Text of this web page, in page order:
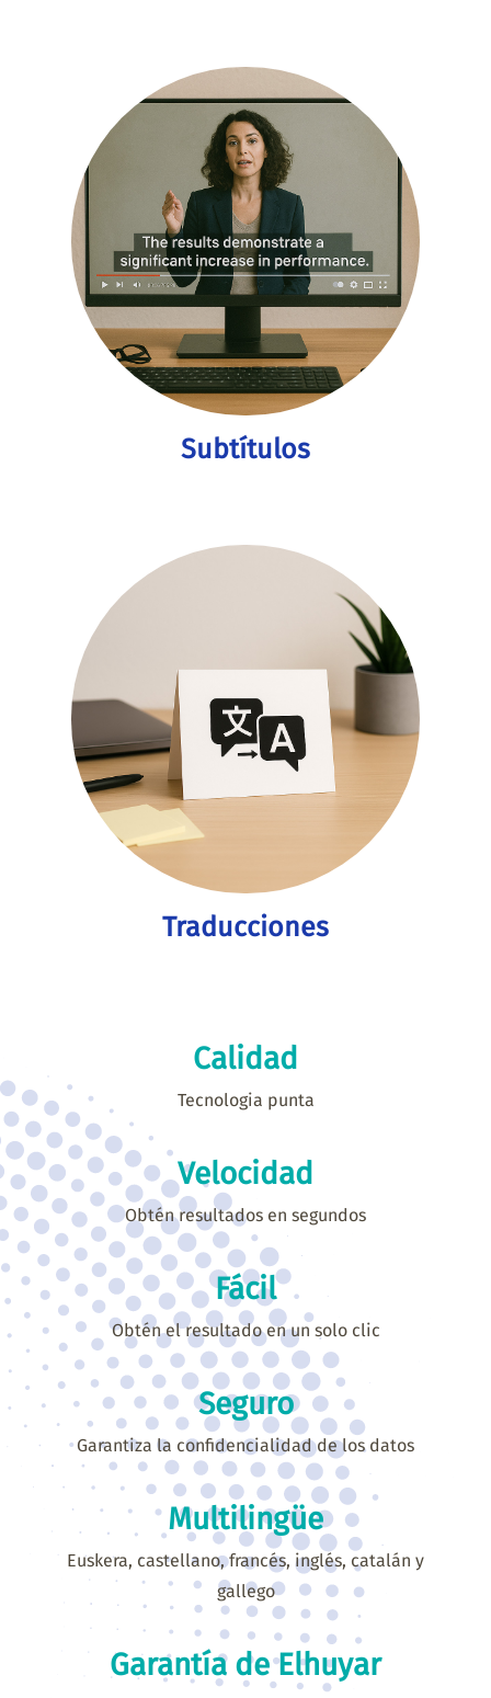
Subtítulos
Traducciones
Calidad
Tecnologia punta
Velocidad
Obtén resultados en segundos
Fácil
Obtén el resultado en un solo clic
Seguro
Garantiza la confidencialidad de los datos
Multilingüe
Euskera, castellano, francés, inglés, catalán y
gallego
Garantía de Elhuyar